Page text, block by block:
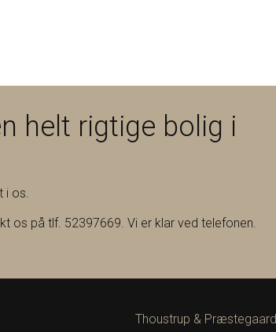
helt rigtige bolig i
i os.
os på tlf. 52397669. Vi er klar ved telefonen.
Thoustrup & Præstegaard